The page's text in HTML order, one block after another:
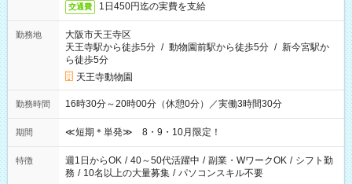
交通費 1日450円迄の実費を支給
勤務地
大阪市天王寺区
天王寺駅から徒歩5分 / 動物園前駅から徒歩5分 / 新今宮駅か
ら徒歩5分
天王寺動物園
勤務時間 16時30分～20時00分（休憩0分）／実働3時間30分
期間 ≪短期＊単発≫ 8・9・10月限定！
特徴 週1日からOK / 40～50代活躍中 / 副業・WワークOK / シフト勤
務 / 10名以上の大量募集 / パソコンスキル不要